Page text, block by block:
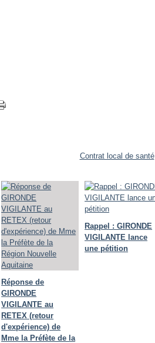
Contrat local de santé
Réponse de
GIRONDE
VIGILANTE au
RETEX (retour
d'expérience) de
Mme la Préfète de la
Rappel : GIRONDE
VIGILANTE lance
une pétition